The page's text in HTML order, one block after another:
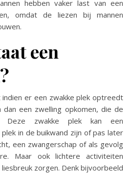
hebben vaker last van een
omdat de liezen bij mannen
een
er een zwakke plek optreedt
dan een zwelling opkomen, die de
Deze zwakke plek kan een
in de buikwand zijn of pas later
een zwangerschap of als gevolg
Maar ook lichtere activiteiten
zorgen. Denk bijvoorbeeld